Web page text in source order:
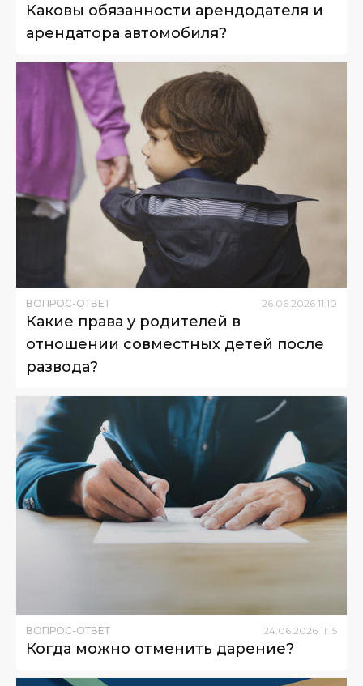
Каковы обязанности арендодателя и
арендатора автомобиля?
ВОПРОС-ОТВЕТ 26.06.2026 11:10
Какие права у родителей в
отношении совместных детей после
развода?
ВОПРОС-ОТВЕТ 24 06 2026 11:15
Когда можно отменить дарение?